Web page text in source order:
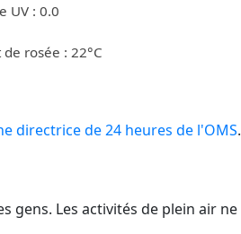
UV : 0.0
de rosée : 22°C
directrice de 24 heures de l'OMS.
gens. Les activités de plein air ne